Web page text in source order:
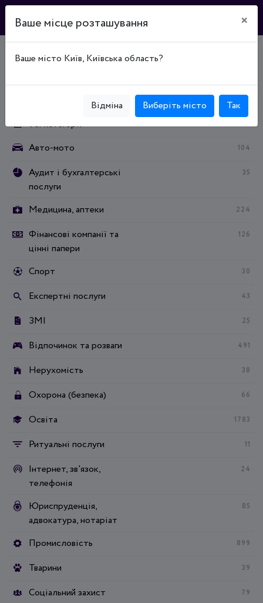
Каталог підприємств
Усі категорії
Авто-мото
104
Аудит і бухгалтерські
послуги
35
Медицина, аптеки 224
Фінансові компанії та
цінні папери
126
Спорт 30
Експертні послуги 43
ЗМІ 25
Відпочинок та розваги 491
Нерухомість 38
Охорона (безпека) 66
Освіта 1783
Ритуальні послуги 11
Інтернет, зв'язок,
телефонія
24
Юриспруденція,
адвокатура, нотаріат
85
Промисловість 899
Тварини 39
Соціальний захист 79
Ваше місце розташування ×
Ваше місто Київ, Київська область?
Відміна Виберіть місто Так